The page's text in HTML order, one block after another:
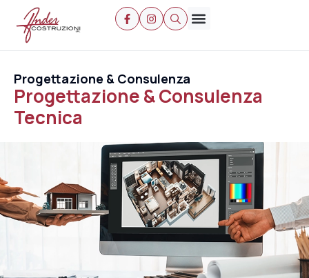
Progettazione & Consulenza
Progettazione & Consulenza
Tecnica